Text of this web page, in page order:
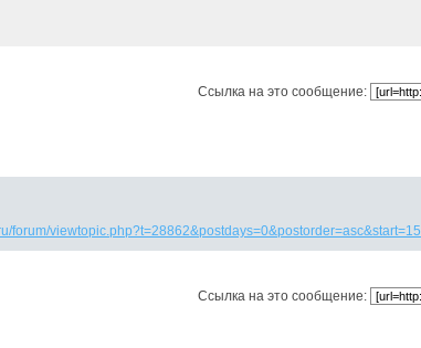
Ссылка на это сообщение:
forum/viewtopic.php?t=28862&postdays=0&postorder=asc&start=15
Ссылка на это сообщение: